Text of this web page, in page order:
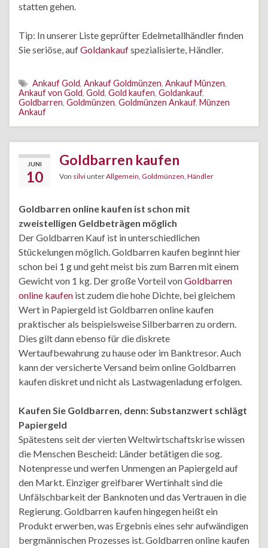
statten gehen.
Tip: In unserer Liste geprüfter Edelmetallhändler finden
Sie seriöse, aufGoldankaufspezialisierte, Händler.
Ankauf Gold, Ankauf Goldmünzen, Ankauf Münzen,
Ankauf von Gold, Gold, Gold kaufen, Goldankauf,
Goldbarren, Goldmünzen, Goldmünzen Ankauf, Münzen
Ankauf
JUNI
10
Goldbarren kaufen
Von silviunterAllgemein, Goldmünzen, Händler
Goldbarren online kaufen ist schon mit
zweistelligen Geldbeträgen möglich
Der Goldbarren Kauf ist in unterschiedlichen
Stückelungen möglich. Goldbarren kaufen beginnt hier
schon bei 1 g und geht meist bis zum Barren mit einem
Gewicht von 1 kg. Der große Vorteil vonGoldbarren
online kaufen ist zudem die hohe Dichte, bei gleichem
Wert in Papiergeld ist Goldbarren online kaufen
praktischer als beispielsweise Silberbarren zu ordern.
Dies gilt dann ebenso für die diskrete
Wertaufbewahrung zu hause oder im Banktresor. Auch
kann der versicherte Versand beim online Goldbarren
kaufen diskret und nicht als Lastwagenladung erfolgen.
Kaufen Sie Goldbarren, denn: Substanzwert schlägt
Papiergeld
Spätestens seit der vierten Weltwirtschaftskrise wissen
die Menschen Bescheid: Länder betätigen die sog.
Notenpresse und werfen Unmengen an Papiergeld auf
den Markt. Einziger greifbarer Wertinhalt sind die
Unfälschbarkeit der Banknoten und das Vertrauen in die
Regierung. Goldbarren kaufen hingegen heißt ein
Produkt erwerben, was Ergebnis eines sehr aufwändigen
bergmännischen Prozesses ist. Goldbarren online kaufen